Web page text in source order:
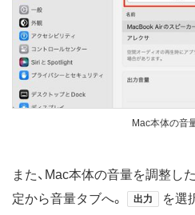
Mac本体の音
また、Mac本体の音量を調整し
定から音量タブへ。
出力
を選